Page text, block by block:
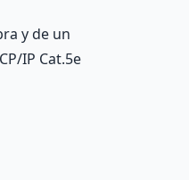
y de un
IP Cat.5e